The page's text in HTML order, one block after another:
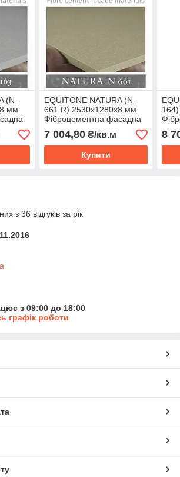
(N-
мм
EQUITONE NATURA (N-
661 R) 2530х1280х8 мм
Фіброцементна фасадна
панель ЕКВІТОН
7 004,80₴/кв.м
Купити
8
з 36 відгуків за рік
з 09:00 до 18:00
графік роботи